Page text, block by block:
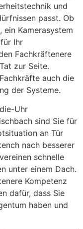
und
passt. Ob
ein Kamerasystem
Ihr
Fachkräftenere
zur Seite.
auch die
der Systeme.
Uhr
sind Sie für
an Tür
nach besserer
schnelle
unter einem Dach.
Kompetenz
dafür, dass Sie
haben und